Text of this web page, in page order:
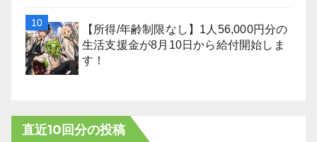
【所得/年齢制限なし】1人56,000円分の
生活支援金が8月10日から給付開始しま
す！
直近10回分の投稿